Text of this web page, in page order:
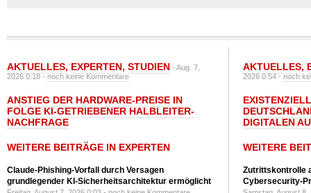
AKTUELLES, EXPERTEN, STUDIEN - Aug. 7,
2026 0:18 -noch keine Kommentare
ANSTIEG DER HARDWARE-PREISE IN
FOLGE KI-GETRIEBENER HALBLEITER-
NACHFRAGE
WEITERE BEITRÄGE IN EXPERTEN
Claude-Phishing-Vorfall durch Versagen
grundlegender KI-Sicherheitsarchitektur ermöglicht
AKTUELLES,
2026 0:54 -noch
DIGITALEN
WEITERE
Zutrittskontrolle
Cybersecurity-